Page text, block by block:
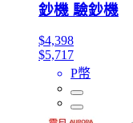
鈔機 驗鈔機
$4,398
$5,717
P幣